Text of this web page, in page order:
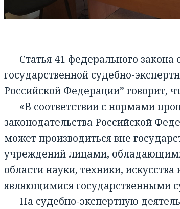
Статья 41 федерального закона
государственной судебно-
Российской Федерации” говорит,
«В соответствии с нормами
законодательства Российской
может производиться вне
учреждений лицами,
области науки, техники,
являющимися государственными
На судебно-экспертную